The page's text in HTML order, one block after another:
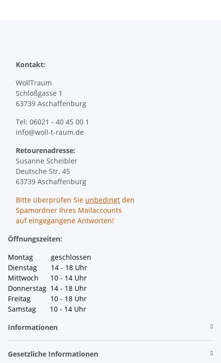
Kontakt:
WollTraum
Schloßgasse 1
63739 Aschaffenburg
Tel: 06021 - 40 45 00 1
info@woll-t-raum.de
Retourenadresse:
Susanne Scheibler
Deutsche Str. 45
63739 Aschaffenburg
Bitte überprüfen Sie unbedingt den
Spamordner Ihres Mailaccounts
auf eingegangene Antworten!
Öffnungszeiten:
Montag geschlossen
Dienstag 14 - 18 Uhr
Mittwoch 10 - 14 Uhr
Donnerstag 14 - 18 Uhr
Freitag 10 - 18 Uhr
Samstag 10 - 14 Uhr
Informationen
Gesetzliche Informationen